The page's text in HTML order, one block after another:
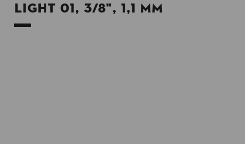
Light 01, 3/8", 1,1 mm